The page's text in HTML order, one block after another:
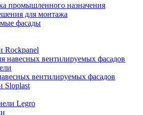
промышленного назначения
для монтажа
фасады
Rockpanel
навесных вентилируемых фасадов
вентилируемых фасадов
Sloplast
Legro